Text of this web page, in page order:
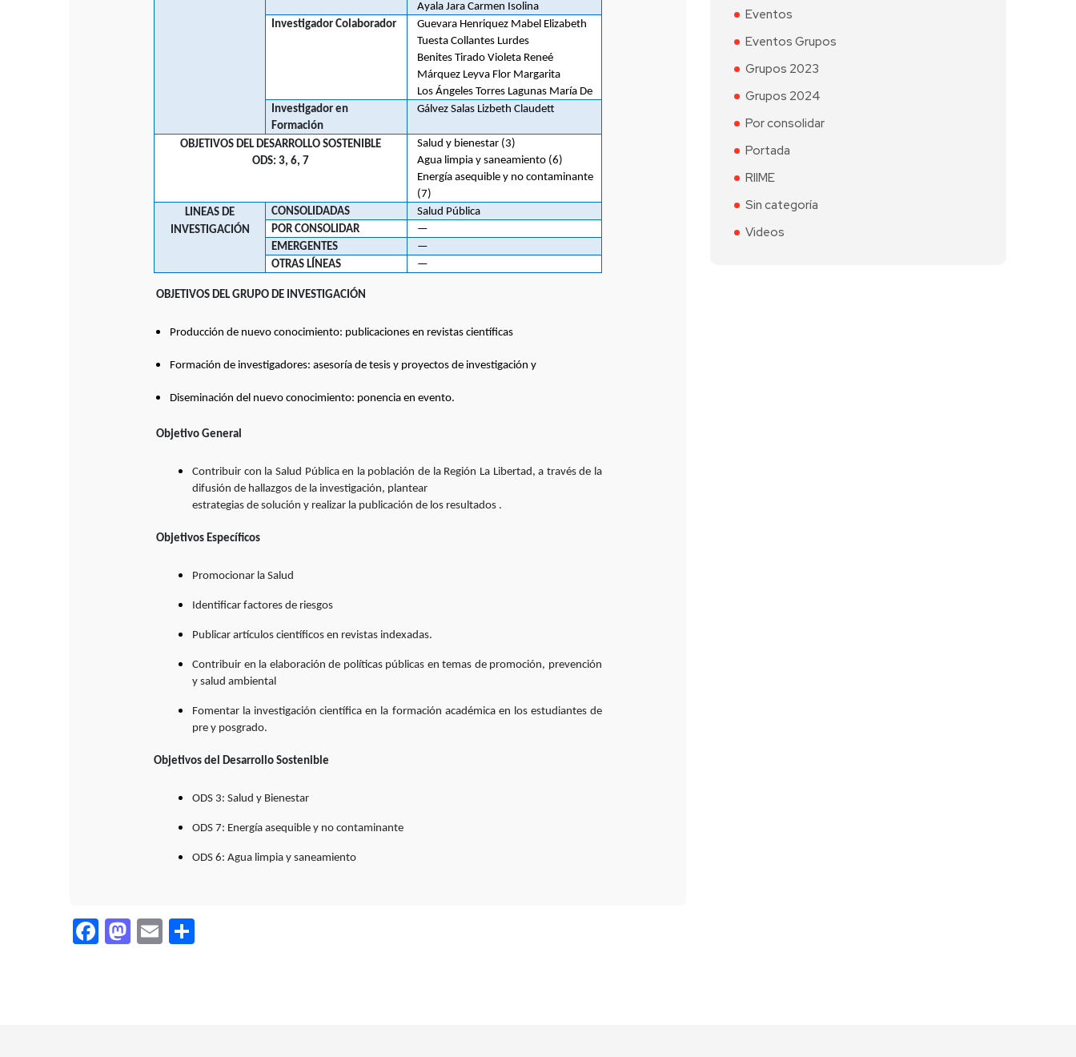
Ayala Jara Carmen Isolina
Investigador Colaborador
Guevara Henriquez Mabel Elizabeth
Tuesta Collantes Lurdes
Benites Tirado Violeta Reneé
Márquez Leyva Flor Margarita
Los Ángeles Torres Lagunas María De
Investigador en
Formación
Gálvez Salas Lizbeth Claudett
OBJETIVOS DEL DESARROLLO SOSTENIBLE
ODS: 3, 6, 7
Salud y bienestar (3)
Agua limpia y saneamiento (6)
Energía asequible y no contaminante
(7)
LINEAS DE
INVESTIGACIÓN
CONSOLIDADAS
Salud Pública
POR CONSOLIDAR
—
EMERGENTES
—
OTRAS LÍNEAS
—
OBJETIVOS DEL GRUPO DE INVESTIGACIÓN
Producción de nuevo conocimiento: publicaciones en revistas científicas
Formación de investigadores: asesoría de tesis y proyectos de investigación y
Diseminación del nuevo conocimiento: ponencia en evento.
Objetivo General
Contribuir con la Salud Pública en la población de la Región La Libertad, a través de la
difusión de hallazgos de la investigación, plantear
estrategias de solución y realizar la publicación de los resultados .
Objetivos Específicos
Promocionar la Salud
Identificar factores de riesgos
Publicar artículos científicos en revistas indexadas.
Contribuir en la elaboración de políticas públicas en temas de promoción, prevención
y salud ambiental
Fomentar la investigación científica en la formación académica en los estudiantes de
pre y posgrado.
Objetivos del Desarrollo Sostenible
ODS 3: Salud y Bienestar
ODS 7: Energía asequible y no contaminante
ODS 6: Agua limpia y saneamiento
Facebook
Mastodon
Email
Eventos
Eventos Grupos
Grupos 2023
Grupos 2024
Por consolidar
Portada
RIIME
Sin categoría
Videos